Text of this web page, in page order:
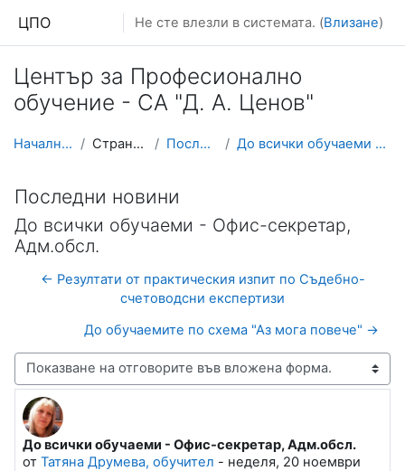
ЦПО Не сте влезли в системата. (Влизане)
Център за Професионално
обучение - СА "Д. А. Ценов"
Начална страница Страници от сайта Последни новини До всички обучаеми - Офис-секретар, Адм.обсл.
Последни новини
До всички обучаеми - Офис-секретар,
Адм.обсл.
← Резултати от практическия изпит по Съдебно-
счетоводсни експертизи
До обучаемите по схема "Аз мога повече" →
Начин на показване
До всички обучаеми - Офис-секретар, Адм.обсл.
от Татяна Друмева, обучител - неделя, 20 ноември
Number of replies: 0